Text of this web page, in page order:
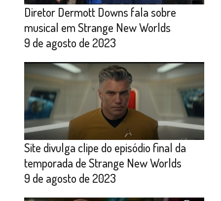
Diretor Dermott Downs fala sobre
musical em Strange New Worlds
9 de agosto de 2023
Site divulga clipe do episódio final da
temporada de Strange New Worlds
9 de agosto de 2023